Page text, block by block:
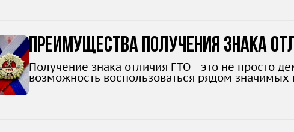
Преимущества получения знака
дополнительные баллы и
Получение знака отличия ГТО - это не просто
возможность воспользоваться рядом